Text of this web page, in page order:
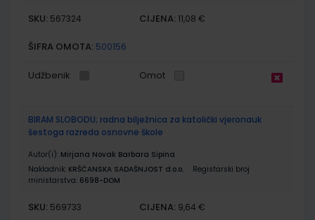
SKU: 567324 CIJENA: 11,08 €
ŠIFRA OMOTA: 500156
Udžbenik Omot
BIRAM SLOBODU; radna bilježnica za katolički vjeronauk
šestoga razreda osnovne škole
Autor(i): Mirjana Novak Barbara Sipina
Nakladnik: KRŠĆANSKA SADAŠNJOST d.o.o.
Registarski broj
ministarstva: 6698-DOM
SKU: 569733 CIJENA: 9,64 €